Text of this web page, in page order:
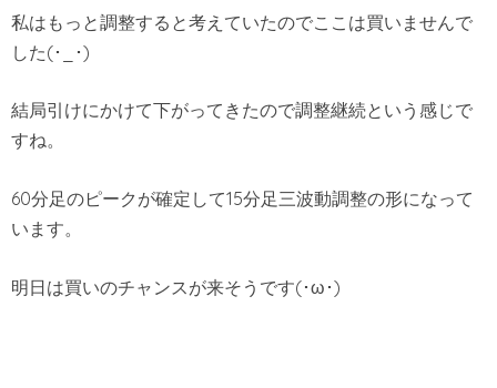
私はもっと調整すると考えていたのでここは買いませんで
した(･_･)
結局引けにかけて下がってきたので調整継続という感じで
すね。
60分足のピークが確定して15分足三波動調整の形になって
います。
明日は買いのチャンスが来そうです(･ω･)